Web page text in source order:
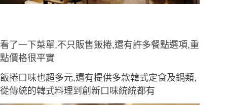
看了一下菜單,不只販售飯捲,還有許多餐點選項,重
點價格很平實
飯捲口味也超多元,還有提供多款韓式定食及鍋類,
從傳統的韓式料理到創新口味統統都有